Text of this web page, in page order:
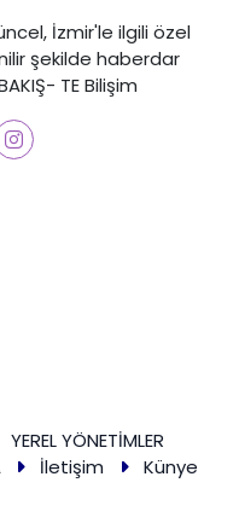
İzmir'le ilgili özel
şekilde haberdar
TE Bilişim
YEREL YÖNETİMLER
İletişim
Künye